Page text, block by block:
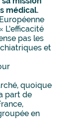
médical.
L’efficacité
pas les
et
quoique
part de
en